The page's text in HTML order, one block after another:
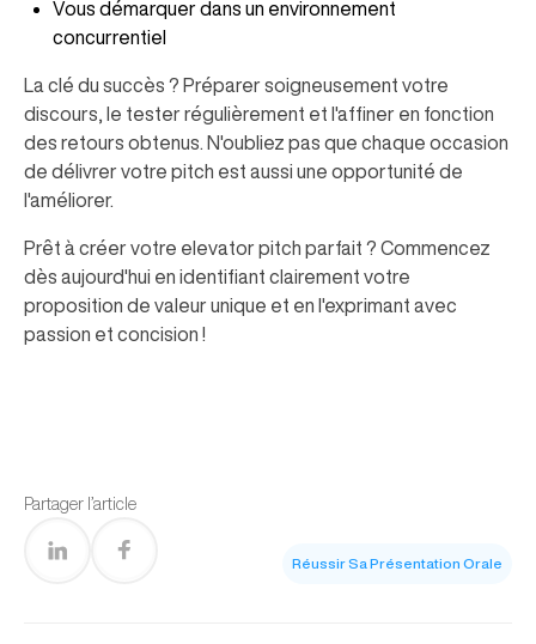
Vous démarquer dans un environnement
concurrentiel
La clé du succès ? Préparer soigneusement votre
discours, le tester régulièrement et l'affiner en fonction
des retours obtenus. N'oubliez pas que chaque occasion
de délivrer votre pitch est aussi une opportunité de
l'améliorer.
Prêt à créer votre elevator pitch parfait ? Commencez
dès aujourd'hui en identifiant clairement votre
proposition de valeur unique et en l'exprimant avec
passion et concision !
Partager l’article
Réussir Sa Présentation Orale